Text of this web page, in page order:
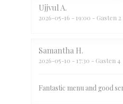
Ujjvul A
2026-05-16 - 19:00 - Gasten 2
Samantha H
2026-05-10 - 17:30 - Gasten 4
Fantastic menu and good